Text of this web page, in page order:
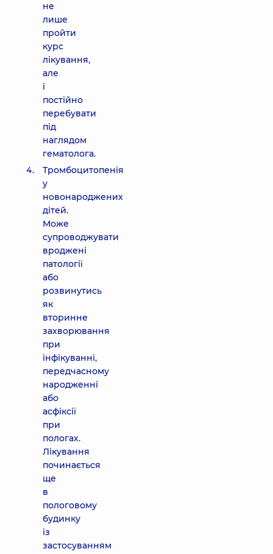
не
лише
пройти
курс
лікування,
але
і
постійно
перебувати
під
наглядом
гематолога.
Тромбоцитопенія
у
новонароджених
дітей.
Може
супроводжувати
вроджені
патології
або
розвинутись
як
вторинне
захворювання
при
інфікуванні,
передчасному
народженні
або
асфіксії
при
пологах.
Лікування
починається
ще
в
пологовому
будинку
із
застосуванням